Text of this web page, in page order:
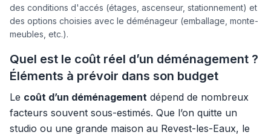
des conditions d'accés (étages, ascenseur, stationnement) et
des options choisies avec le déménageur (emballage, monte-
meubles, etc.).
Quel est le coût réel d’un déménagement ?
Éléments à prévoir dans son budget
Le coût d’un déménagement dépend de nombreux
facteurs souvent sous-estimés. Que l’on quitte un
studio ou une grande maison au Revest-les-Eaux, le